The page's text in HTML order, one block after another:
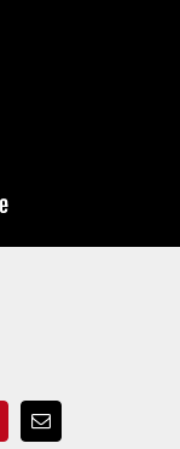
Email